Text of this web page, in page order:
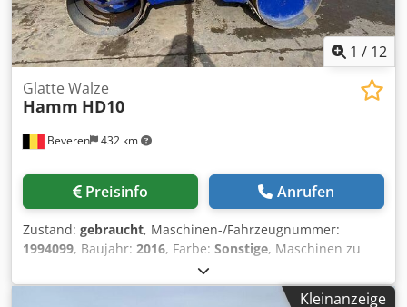
1 / 12
Beveren 432 km
Glatte Walze
Hamm HD10
Preisinfo Anrufen
Zustand: gebraucht, Maschinen-/Fahrzeugnummer:
1994099, Baujahr: 2016, Farbe: Sonstige, Maschinen zu
verkaufen! Durchstöbern Sie unsere Webseite für eine
Vielzahl von Maschinen, die sofort verfügbar sind. Wir
Kleinanzeige